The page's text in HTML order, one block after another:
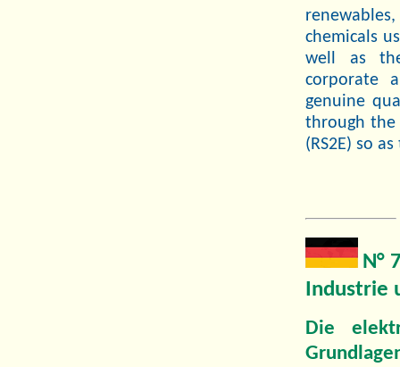
chemicals
well as
corporate
genuine
through the
(RS2E) so
N°
Industrie
Die